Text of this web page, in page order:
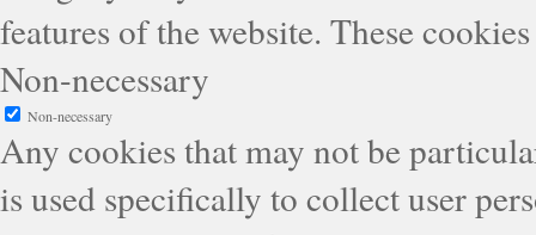
features of the website. These
Non-necessary
Non-necessary
Any cookies that may not be
is used specifically to collect user